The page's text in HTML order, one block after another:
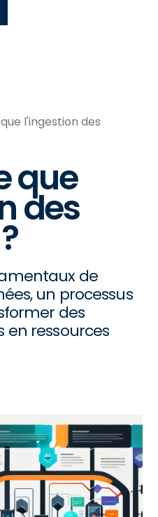
l'ingestion des
que
des
de
un processus
des
ressources